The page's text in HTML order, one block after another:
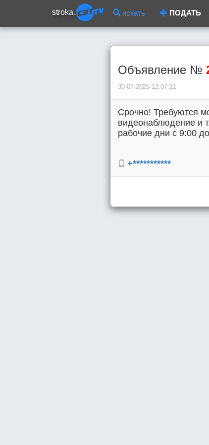
stroka. искать ПОДАТЬ
Объявление №
30-07-2025 12:07:21
Срочно! Требуются
видеонаблюдение и
рабочие дни с 9:00
+***********